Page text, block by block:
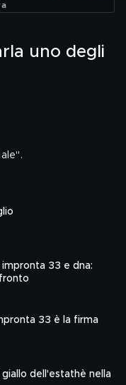
uno degli
impronta 33 e dna:
33 è la firma
giallo dell'estathè nella